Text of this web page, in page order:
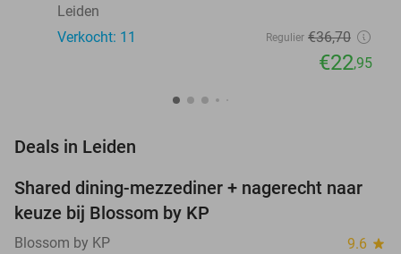
Leiden
Verkocht: 11
Regulier €36,70
€22,95
Deals in Leiden
37%
TODAY
Shared dining-mezzediner + nagerecht naar
keuze bij Blossom by KP
Blossom by KP 9.6 star